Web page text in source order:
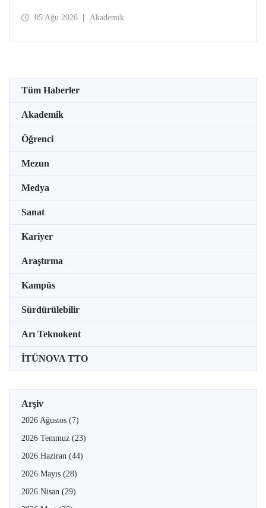
Koşullarına Bağlı Mikrolif Salımı: Aşınma, UV Maruziyeti
05 Ağu 2026 Akademik
Tüm Haberler
Akademik
Öğrenci
Mezun
Medya
Sanat
Kariyer
Araştırma
Kampüs
Sürdürülebilir
Arı Teknokent
İTÜNOVA TTO
Arşiv
2026 Ağustos (7)
2026 Temmuz (23)
2026 Haziran (44)
2026 Mayıs (28)
2026 Nisan (29)